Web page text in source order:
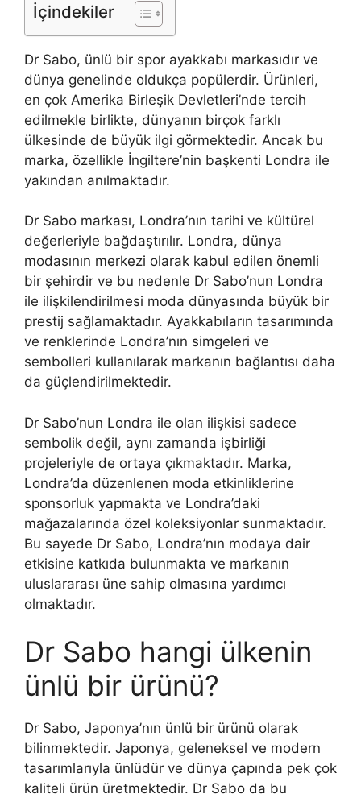
İçindekiler
Dr Sabo, ünlü bir spor ayakkabı markasıdır ve
dünya genelinde oldukça popülerdir. Ürünleri,
en çok Amerika Birleşik Devletleri’nde tercih
edilmekle birlikte, dünyanın birçok farklı
ülkesinde de büyük ilgi görmektedir. Ancak bu
marka, özellikle İngiltere’nin başkenti Londra ile
yakından anılmaktadır.
Dr Sabo markası, Londra’nın tarihi ve kültürel
değerleriyle bağdaştırılır. Londra, dünya
modasının merkezi olarak kabul edilen önemli
bir şehirdir ve bu nedenle Dr Sabo’nun Londra
ile ilişkilendirilmesi moda dünyasında büyük bir
prestij sağlamaktadır. Ayakkabıların tasarımında
ve renklerinde Londra’nın simgeleri ve
sembolleri kullanılarak markanın bağlantısı daha
da güçlendirilmektedir.
Dr Sabo’nun Londra ile olan ilişkisi sadece
sembolik değil, aynı zamanda işbirliği
projeleriyle de ortaya çıkmaktadır. Marka,
Londra’da düzenlenen moda etkinliklerine
sponsorluk yapmakta ve Londra’daki
mağazalarında özel koleksiyonlar sunmaktadır.
Bu sayede Dr Sabo, Londra’nın modaya dair
etkisine katkıda bulunmakta ve markanın
uluslararası üne sahip olmasına yardımcı
olmaktadır.
Dr Sabo hangi ülkenin
ünlü bir ürünü?
Dr Sabo, Japonya’nın ünlü bir ürünü olarak
bilinmektedir. Japonya, geleneksel ve modern
tasarımlarıyla ünlüdür ve dünya çapında pek çok
kaliteli ürün üretmektedir. Dr Sabo da bu